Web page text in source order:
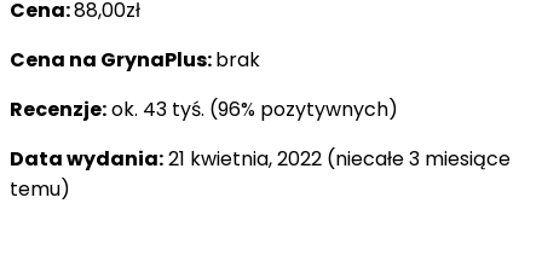
Cena:88,00zł
Cena na GrynaPlus:brak
Recenzje:ok. 43 tyś. (96% pozytywnych)
Data wydania:21 kwietnia, 2022 (niecałe 3 miesiące
temu)